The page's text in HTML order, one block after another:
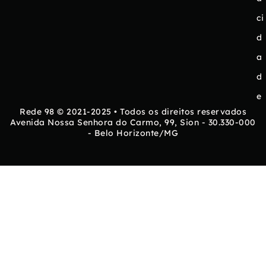
ci
d
a
d
e
Rede 98 © 2021-2025 • Todos os direitos reservados
Avenida Nossa Senhora do Carmo, 99, Sion - 30.330-000
- Belo Horizonte/MG